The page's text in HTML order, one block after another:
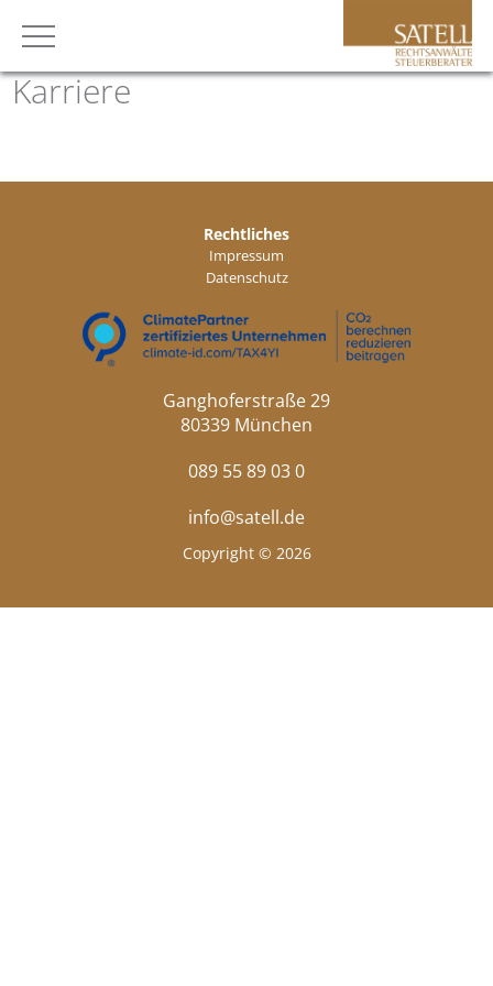
Karriere
Rechtliches
Impressum
Datenschutz
Ganghoferstraße 29
80339 München
089 55 89 03 0
info@satell.de
Copyright © 2026